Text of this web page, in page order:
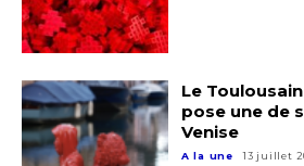
Statut / Organisation
J'accepte lestermes et
Nom
Prénom
Le
pose une de
Venise
A la une 13 juillet